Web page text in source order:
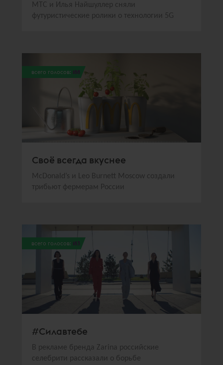
МТС и Илья Найшуллер сняли
футуристические ролики о технологии 5G
всего голосов: 188
Своё всегда вкуснее
McDonald’s и Leo Burnett Moscow создали
трибьют фермерам России
всего голосов: 183
#Силавтебе
В рекламе бренда Zarina российские
селебрити рассказали о борьбе